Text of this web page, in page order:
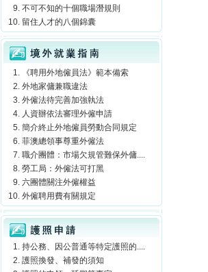
不可不知的十個職場潛規則
留住人才的八個錦囊
境外就業指南
《聘用外地僱員法》範本備索
外地家傭兼職違法
外僱法待完善加強執法
人資辦依法審理外僱申請
簡介終止外地僱員勞動合同規定
菲澳總領事尊重外僱法
職介團體：市場欠規管難保外傭....
勞工局：外僱法可打黑
六團體關注外僱權益
外僱聘用費有關規定
護照申請
持公務、因公普通等特定護照的....
護照換發、補發的須知